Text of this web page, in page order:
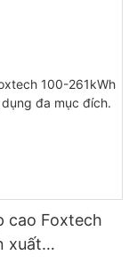
cao Foxtech
xuất